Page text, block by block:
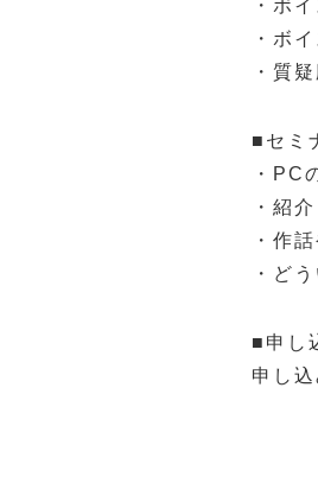
・ボ
・ボ
・質
■セミ
・PC
・紹
・作
・ど
■申し
申し